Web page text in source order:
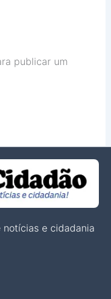
publicar um
e cidadania